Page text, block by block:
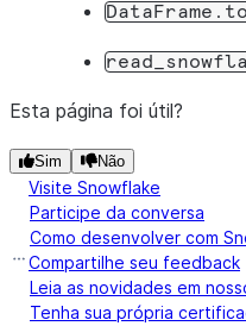
Esta página foi útil?
Sim Não
Visite Snowflake
Participe da conversa
Como desenvolver com
Compartilhe seu feedback
Leia as novidades em
Tenha sua própria